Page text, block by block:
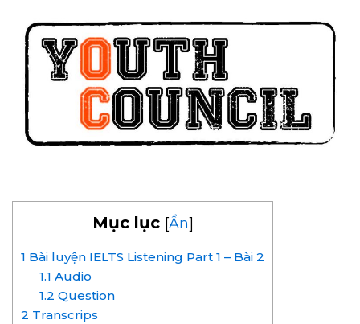
Mục lục [Ẩn]
1 Bài luyện IELTS Listening Part 1 – Bài 2
1.1 Audio
1.2 Question
2 Transcrips